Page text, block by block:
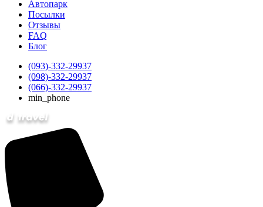
Автопарк
Посылки
Отзывы
FAQ
Блог
(093)-332-29937
(098)-332-29937
(066)-332-29937
min_phone